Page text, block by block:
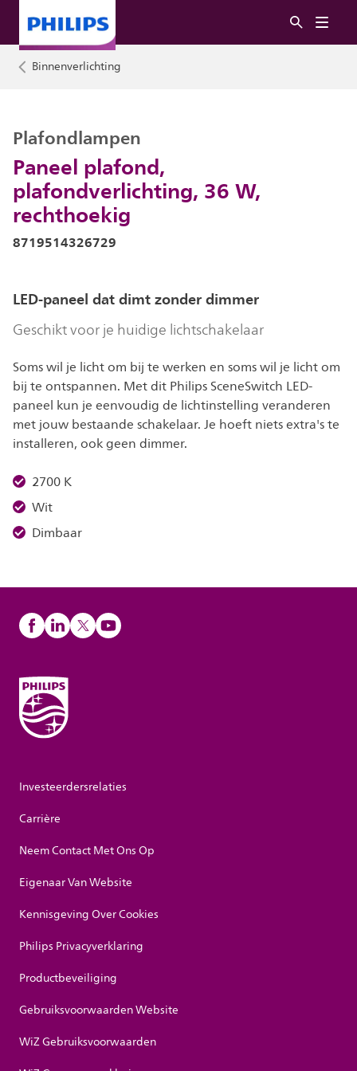
Binnenverlichting
Paneel plafond,
plafondverlichting, 36 W,
rechthoekig
Plafondlampen
8719514326729
LED-paneel dat dimt zonder dimmer
Geschikt voor je huidige lichtschakelaar
Soms wil je licht om bij te werken en soms wil je licht om
bij te ontspannen. Met dit Philips SceneSwitch LED-
paneel kun je eenvoudig de lichtinstelling veranderen
met jouw bestaande schakelaar. Je hoeft niets extra's te
installeren, ook geen dimmer.
2700 K
Wit
Dimbaar
Investeerdersrelaties
Carrière
Neem Contact Met Ons Op
Eigenaar Van Website
Kennisgeving Over Cookies
Philips Privacyverklaring
Productbeveiliging
Gebruiksvoorwaarden Website
WiZ Gebruiksvoorwaarden